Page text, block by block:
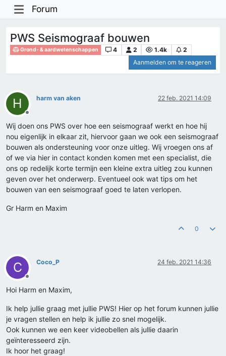
Forum
PWS Seismograaf bouwen
Grond- & aardwetenschappen 4 2 1.4k
2
Aanmelden om te reageren
H
Offline
harm van aken 22 feb. 2021 14:09
Wij doen ons PWS over hoe een seismograaf werkt en hoe hij
nou eigenlijk in elkaar zit, hiervoor gaan we ook een seismograaf
bouwen als ondersteuning voor onze uitleg. Wij vroegen ons af
of we via hier in contact konden komen met een specialist, die
ons op redelijk korte termijn een kleine extra uitleg zou kunnen
geven over het onderwerp. Eventueel ook wat tips om het
bouwen van een seismograaf goed te laten verlopen.
Gr Harm en Maxim
0
C
Offline
Coco_P 24 feb. 2021 14:36
Hoi Harm en Maxim,
Ik help jullie graag met jullie PWS! Hier op het forum kunnen jullie
je vragen stellen en help ik jullie zo snel mogelijk.
Ook kunnen we een keer videobellen als jullie daarin
geïnteresseerd zijn.
Ik hoor het graag!